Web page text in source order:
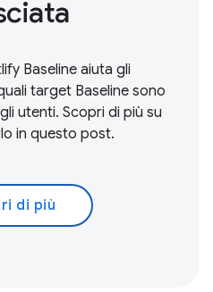
Baseline aiuta gli
target Baseline sono
utenti. Scopri di più su
in questo post.
di più